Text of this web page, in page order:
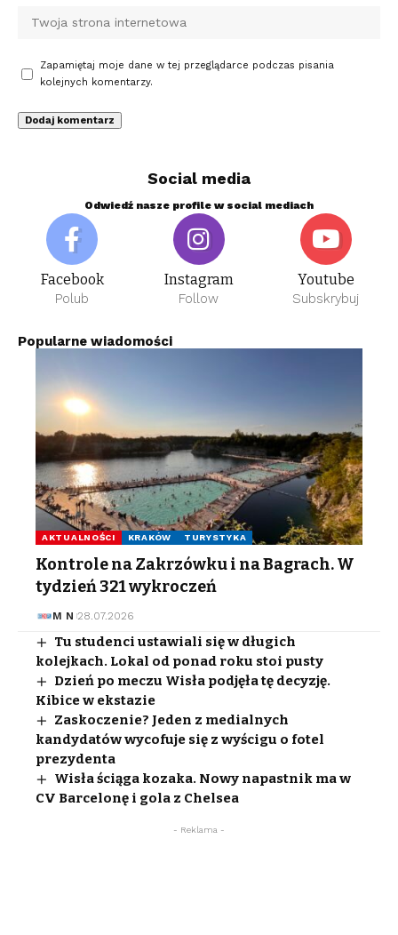
Zapamiętaj moje dane w tej przeglądarce podczas pisania
kolejnych komentarzy.
Social media
Odwiedź nasze profile w social mediach
Facebook
Polub
Instagram
Follow
Youtube
Subskrybuj
Popularne wiadomości
AKTUALNOŚCI KRAKÓW TURYSTYKA
Kontrole na Zakrzówku i na Bagrach. W
tydzień 321 wykroczeń
M N 28.07.2026
Tu studenci ustawiali się w długich
kolejkach. Lokal od ponad roku stoi pusty
Dzień po meczu Wisła podjęła tę decyzję.
Kibice w ekstazie
Zaskoczenie? Jeden z medialnych
kandydatów wycofuje się z wyścigu o fotel
prezydenta
Wisła ściąga kozaka. Nowy napastnik ma w
CV Barcelonę i gola z Chelsea
- Reklama -